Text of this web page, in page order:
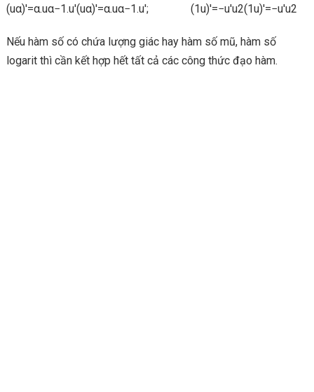
(uα)′=α.uα−1.u′(uα)′=α.uα−1.u′; (1u)′=−u′u2(1u)′=−u′u2
Nếu hàm số có chứa lượng giác hay hàm số mũ, hàm số
logarit thì cần kết hợp hết tất cả các công thức đạo hàm.